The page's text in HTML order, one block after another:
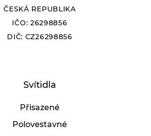
ČESKÁ REPUBLIKA
IČO: 26298856
DIČ: CZ26298856
Svítidla
Přisazené
Polovestavné